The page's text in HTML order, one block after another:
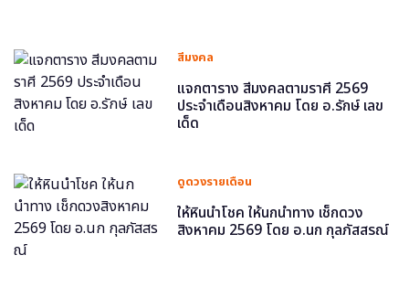
สีมงคล
แจกตาราง สีมงคลตามราศี 2569
ประจำเดือนสิงหาคม โดย อ.รักษ์ เลข
เด็ด
ดูดวงรายเดือน
ให้หินนำโชค ให้นกนำทาง เช็กดวง
สิงหาคม 2569 โดย อ.นก กุลภัสสรณ์